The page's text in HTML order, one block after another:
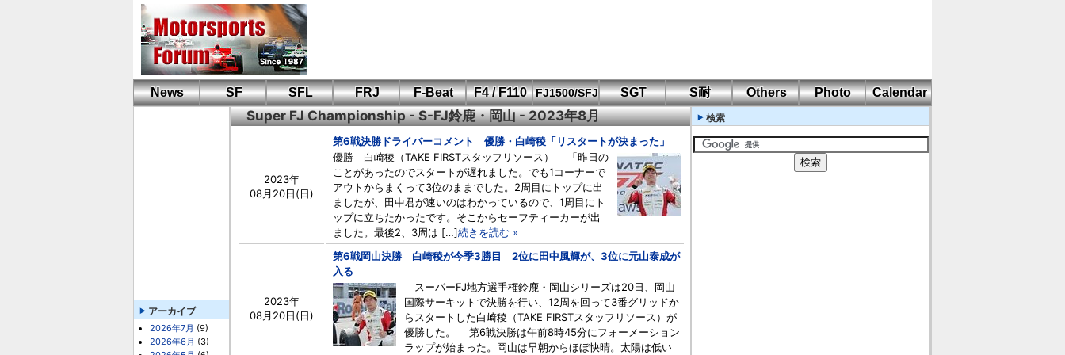
News SF SFL FRJ F-Beat
F4 / F110
FIA-F4
F110 CUP
FJ1500/SFJ
鈴鹿・岡山
もてぎ・菅生
筑波・冨士
Aポリス
SFJ D-Cup
SFJ日本一
SGT S耐 Others Photo Calendar
アーカイブ
2026年7月 (9)
2026年6月 (3)
Super FJ Championship - S-FJ鈴鹿・岡山 - 2023年8月
2023年
08月20日(日)
第6戦決勝ドライバーコメント 優勝・白崎稜「リスタートが決まった」
優勝 白崎稜（TAKE FIRSTスタッフリソース） 「昨日の
ことがあったのでスタートが遅れました。でも1コーナーで
アウトからまくって3位のままでした。2周目にトップに出
ましたが、田中君が速いのはわかっているので、1周目にト
ップに立ちたかったです。そこからセーフティーカーが出
ました。最後2、3周は […]続きを読む »
2023年
08月20日(日)
第6戦岡山決勝 白崎稜が今季3勝目 2位に田中風輝が、3位に元山泰成が
入る
スーパーFJ地方選手権鈴鹿・岡山シリーズは20日、岡山
国際サーキットで決勝を行い、12周を回って3番グリッドか
らスタートした白崎稜（TAKE FIRSTスタッフリソース）が
優勝した。 第6戦決勝は午前8時45分にフォーメーション
ラップが始まった。岡山は早朝からほぼ快晴。太陽は低い
検索